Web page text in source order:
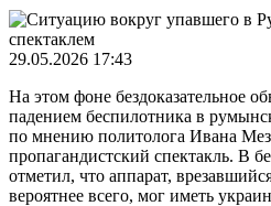
29.05.2026 17:43
На этом фоне бездоказательное
падением беспилотника в
по мнению политолога Ивана
пропагандистский спектакль. В
отметил, что аппарат,
вероятнее всего, мог иметь